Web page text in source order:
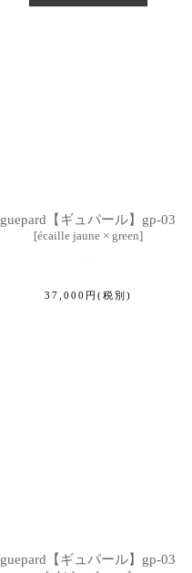
guepard【ギュパール】gp-03
[écaille jaune × green]
37,000 円 (税別)
guepard【ギュパール】gp-03